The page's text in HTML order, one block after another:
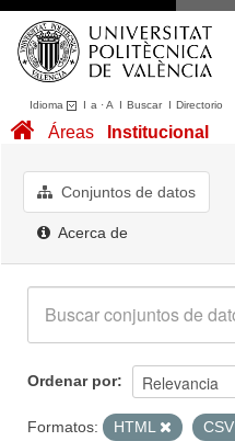
Idioma I a ·A I BuscarI Directorio
Conjuntos de datos
Acerca de
Áreas Institucional
Conjuntos de datos
Acerca de
Ordenar por
Formatos: HTML CSV